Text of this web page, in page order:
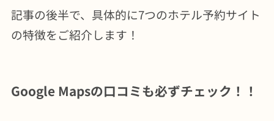
記事の後半で、具体的に7つのホテル予約サイト
の特徴をご紹介します！
Google Mapsの口コミも必ずチェック！！